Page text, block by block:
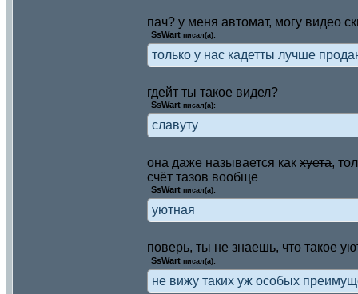
пач? у меня автомат, могу видео
SsWart писал(а):
только у нас кадетты лучше
гдейт ты такое видел?
SsWart писал(а):
славуту
она даже называется как хуета,
счёт тазов вообще
SsWart писал(а):
уютная
поверь, ты не знаешь, что такое
SsWart писал(а):
не вижу таких уж особых